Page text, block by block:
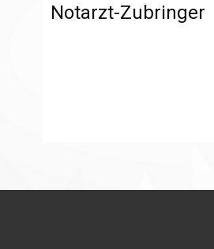
Notarzt-Zubringer